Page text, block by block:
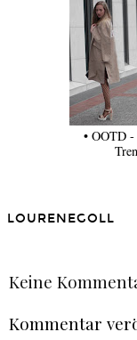
• OOTD
LOURENEGOLL
Keine
Kommentar